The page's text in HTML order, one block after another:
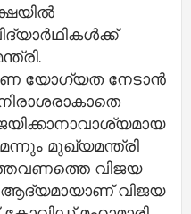
യോഗ്യത നേടാന്‍
മുഖ്യമന്ത്രി
വിജയ
ആദ്യമായാണ് വിജയ